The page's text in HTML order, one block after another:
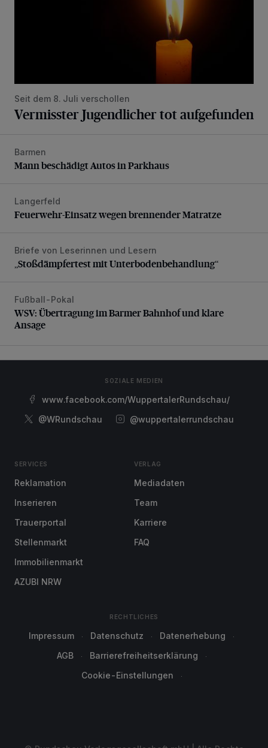
Seit dem 8. Juli verschollen
Vermisster Jugendlicher tot aufgefunden
Mann beschädigt Autos in Parkhaus
Barmen
Mann beschädigt Autos in Parkhaus
Feuerwehr-Einsatz wegen brennender Matratze
Langerfeld
Feuerwehr-Einsatz wegen brennender Matratze
„Stoßdämpfertest mit Unterbodenbehandlung“
Briefe von Leserinnen und Lesern
„Stoßdämpfertest mit Unterbodenbehandlung“
WSV: Übertragung im Barmer Bahnhof und klare Ansage
Fußball-Pokal
WSV: Übertragung im Barmer Bahnhof und klare
Ansage
SOZIALE MEDIEN
www.facebook.com/WuppertalerRundschau/
@WRundschau
@wuppertalerrundschau
SERVICES
Reklamation
Inserieren
Trauerportal
Stellenmarkt
Immobilienmarkt
AZUBI NRW
VERLAG
Mediadaten
Team
Karriere
FAQ
RECHTLICHES
Impressum Datenschutz
Datenerhebung
AGB
Barrierefreiheitserklärung
Cookie-Einstellungen